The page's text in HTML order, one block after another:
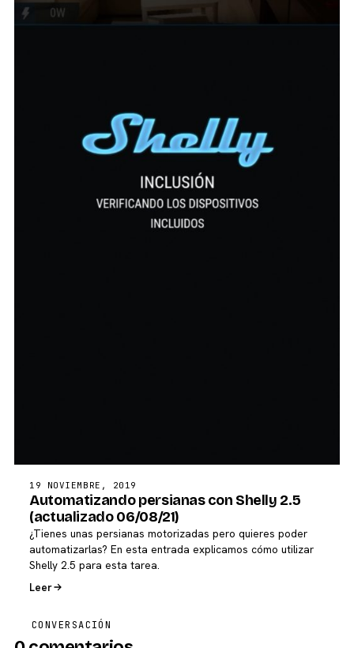
19 NOVIEMBRE, 2019
Automatizando persianas con Shelly 2.5
(actualizado 06/08/21)
¿Tienes unas persianas motorizadas pero quieres poder
automatizarlas? En esta entrada explicamos cómo utilizar
Shelly 2.5 para esta tarea.
Leer
CONVERSACIÓN